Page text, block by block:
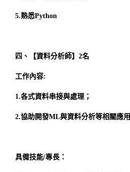
5.熟悉Python
四、【資料分析師】2名
工作內容:
1.各式資料串接與處理；
2.協助開發ML與資料分析等相關應用
具備技能/專長：